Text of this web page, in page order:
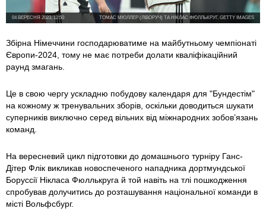
ТОМАС МЮЛЛЕР (ЛІВОРУЧ) ТА НІКЛАС ФЮЛЛЬКРУГ, GETTY IMAGES
04 ВЕРЕСНЯ 2023, 12:50
Збірна Німеччини господарюватиме на майбутньому чемпіонаті
Європи-2024, тому не має потреби долати кваліфікаційний
раунд змагань.
Це в свою чергу ускладню побудову календаря для "Бундестім"
на кожному ж тренувальних зборів, оскільки доводиться шукати
суперників виключно серед вільних від міжнародних зобов’язань
команд.
На вересневий цикл підготовки до домашнього турніру Ганс-
Дітер Флік викликав новоспеченого нападника дортмундської
Боруссії Нікласа Фюллькруга й той навіть на тлі пошкодження
спробував долучитись до розташування національної команди в
місті Вольфсбург.